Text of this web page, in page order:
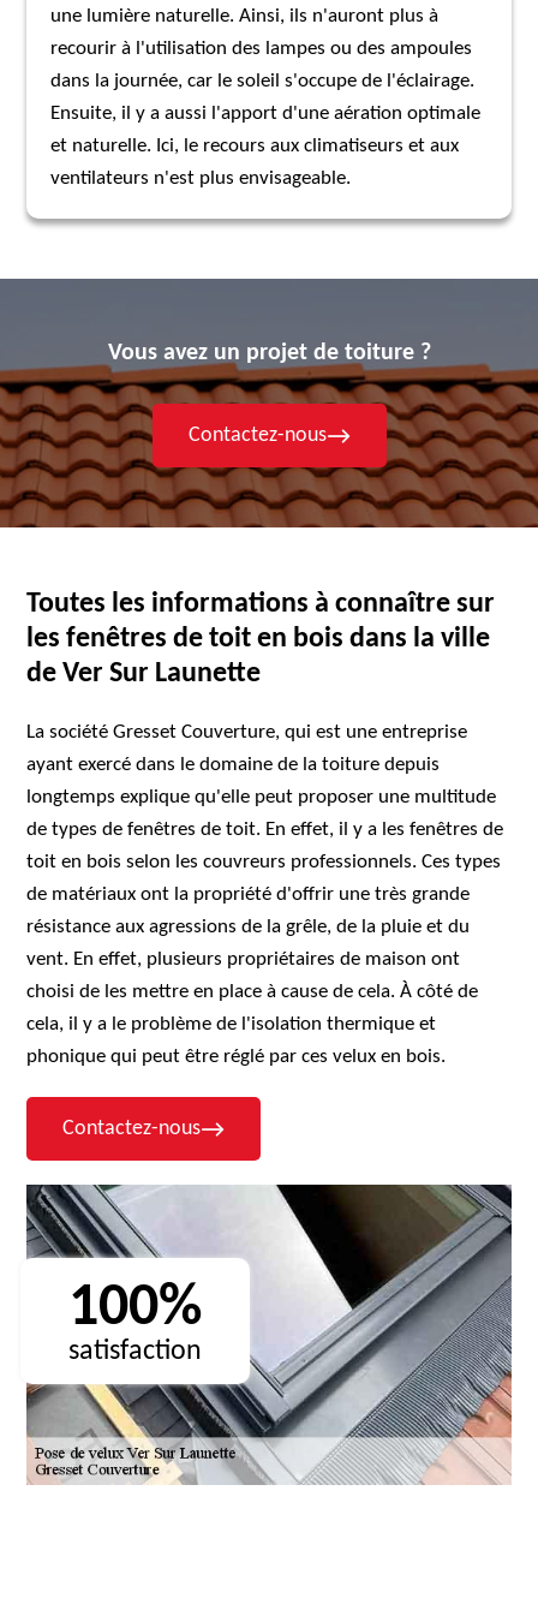
une lumière naturelle. Ainsi, ils n'auront plus à
recourir à l'utilisation des lampes ou des ampoules
dans la journée, car le soleil s'occupe de l'éclairage.
Ensuite, il y a aussi l'apport d'une aération optimale
et naturelle. Ici, le recours aux climatiseurs et aux
ventilateurs n'est plus envisageable.
Vous avez un projet de toiture ?
Contactez-nous
Toutes les informations à connaître sur
les fenêtres de toit en bois dans la ville
de Ver Sur Launette
La société Gresset Couverture, qui est une entreprise
ayant exercé dans le domaine de la toiture depuis
longtemps explique qu'elle peut proposer une multitude
de types de fenêtres de toit. En effet, il y a les fenêtres de
toit en bois selon les couvreurs professionnels. Ces types
de matériaux ont la propriété d'offrir une très grande
résistance aux agressions de la grêle, de la pluie et du
vent. En effet, plusieurs propriétaires de maison ont
choisi de les mettre en place à cause de cela. À côté de
cela, il y a le problème de l'isolation thermique et
phonique qui peut être réglé par ces velux en bois.
Contactez-nous
100%
satisfaction